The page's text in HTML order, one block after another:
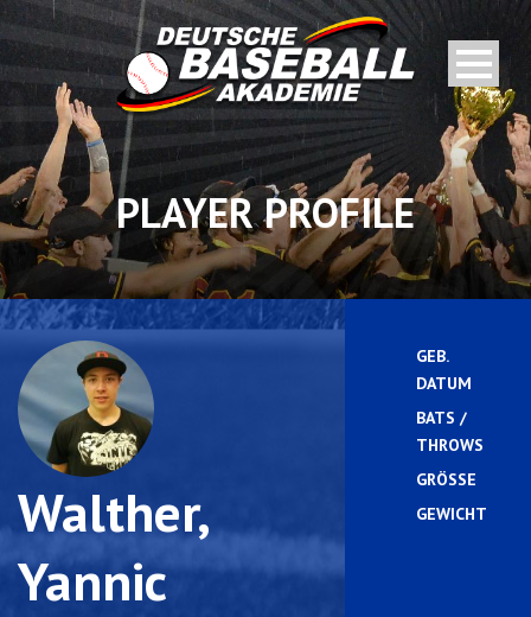
PLAYER PROFILE
Walther,
Yannic
GEB.
DATUM
BATS /
THROWS
GRÖSSE
GEWICHT